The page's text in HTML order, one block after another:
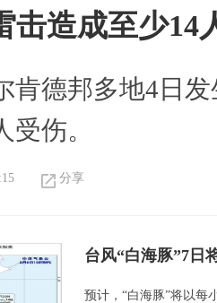
击造成至少14
肯德邦多地4日
伤。
分享
台风“白海豚”7日
预计，“白海豚”将以每